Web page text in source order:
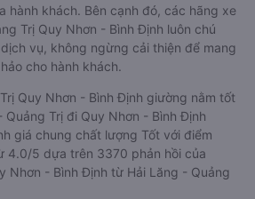
hành khách. Bên cạnh đó, các hãng xe
Trị Quy Nhơn - Bình Định luôn chú
vụ, không ngừng cải thiện để mang
cho hành khách.
Quy Nhơn - Bình Định giường nằm tốt
Quảng Trị đi Quy Nhơn - Bình Định
giá chung chất lượng Tốt với điểm
4.0/5 dựa trên 3370 phản hồi của
Nhơn - Bình Định từ Hải Lăng - Quảng